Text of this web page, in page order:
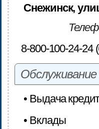
Снежинск,
8-800-100-24-24
Обслуживание
• Выдача
• Вклады